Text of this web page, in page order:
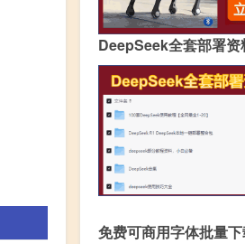
DeepSeek全套部署资
免费可商用字体批量